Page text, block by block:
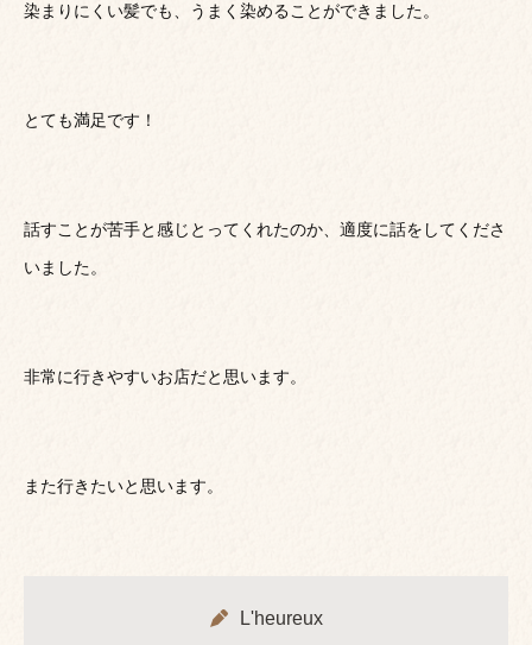
染まりにくい髪でも、うまく染めることができました。
とても満足です！
話すことが苦手と感じとってくれたのか、適度に話をしてくださ
いました。
非常に行きやすいお店だと思います。
また行きたいと思います。
L'heureux